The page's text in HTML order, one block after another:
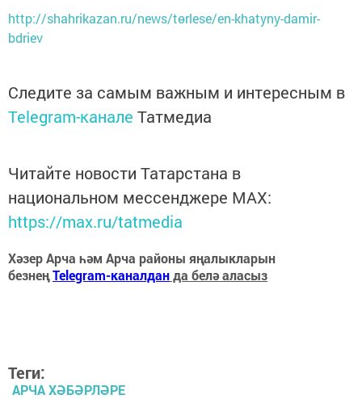
http://shahrikazan.ru/news/tөrlese/en-khatyny-damir-
bdriev
Следите за самым важным и интересным в
Telegram-канале Татмедиа
Читайте новости Татарстана в
национальном мессенджере MАХ:
https://max.ru/tatmedia
Хәзер Арча һәм Арча районы яңалыкларын
безнеңTelegram-каналданда белә аласыз
Теги:
АРЧА ХӘБӘРЛӘРЕ